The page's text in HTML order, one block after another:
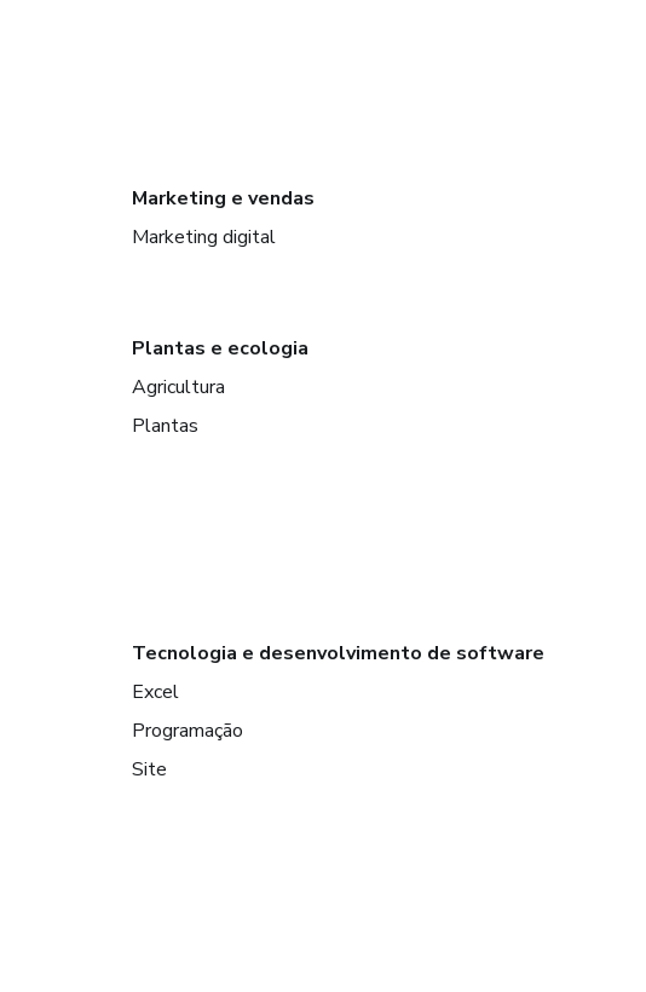
Marketing e vendas
Marketing digital
Plantas e ecologia
Agricultura
Plantas
Tecnologia e desenvolvimento de software
Excel
Programação
Site